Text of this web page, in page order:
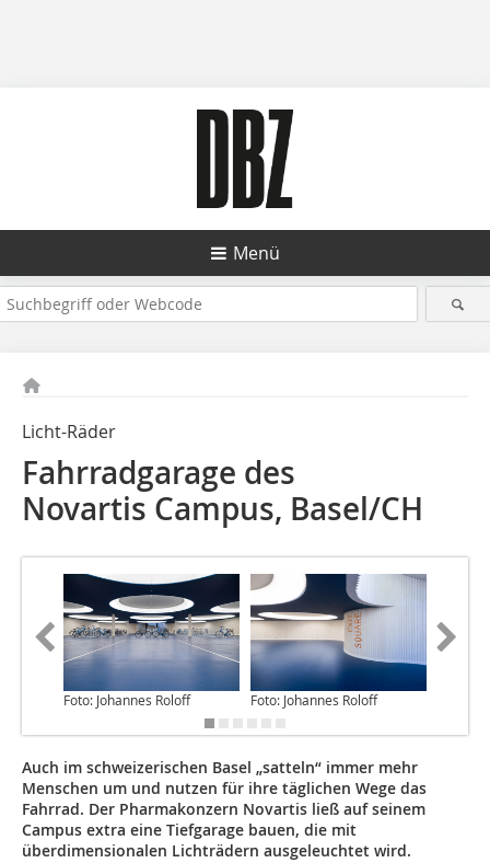
Menü
Licht-Räder
Fahrradgarage des
Novartis Campus, Basel/CH
Foto: Johannes Roloff Foto: Johannes Roloff
Auch im schweizerischen Basel „satteln“ immer mehr
Menschen um und nutzen für ihre täglichen Wege das
Fahrrad. Der Pharmakonzern Novartis ließ auf seinem
Campus extra eine Tiefgarage bauen, die mit
überdimensionalen Lichträdern ausgeleuchtet wird.